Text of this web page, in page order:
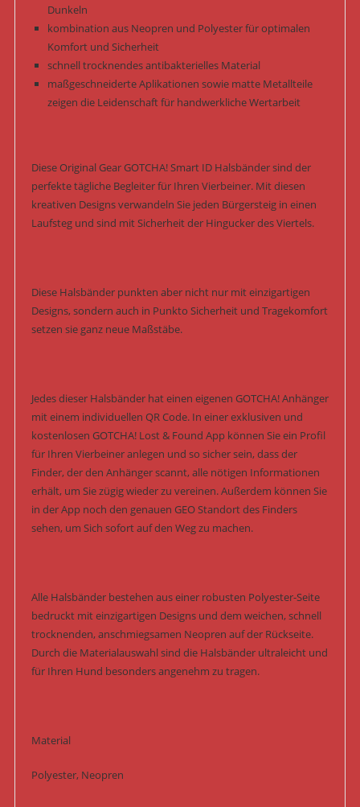
Dunkeln
kombination aus Neopren und Polyester für optimalen
Komfort und Sicherheit
schnell trocknendes antibakterielles Material
maßgeschneiderte Aplikationen sowie matte Metallteile
zeigen die Leidenschaft für handwerkliche Wertarbeit
Diese Original Gear GOTCHA! Smart ID Halsbänder sind der
perfekte tägliche Begleiter für Ihren Vierbeiner. Mit diesen
kreativen Designs verwandeln Sie jeden Bürgersteig in einen
Laufsteg und sind mit Sicherheit der Hingucker des Viertels.
Diese Halsbänder punkten aber nicht nur mit einzigartigen
Designs, sondern auch in Punkto Sicherheit und Tragekomfort
setzen sie ganz neue Maßstäbe.
Jedes dieser Halsbänder hat einen eigenen GOTCHA! Anhänger
mit einem individuellen QR Code. In einer exklusiven und
kostenlosen GOTCHA! Lost & Found App können Sie ein Profil
für Ihren Vierbeiner anlegen und so sicher sein, dass der
Finder, der den Anhänger scannt, alle nötigen Informationen
erhält, um Sie zügig wieder zu vereinen. Außerdem können Sie
in der App noch den genauen GEO Standort des Finders
sehen, um Sich sofort auf den Weg zu machen.
Alle Halsbänder bestehen aus einer robusten Polyester-Seite
bedruckt mit einzigartigen Designs und dem weichen, schnell
trocknenden, anschmiegsamen Neopren auf der Rückseite.
Durch die Materialauswahl sind die Halsbänder ultraleicht und
für Ihren Hund besonders angenehm zu tragen.
Material
Polyester, Neopren